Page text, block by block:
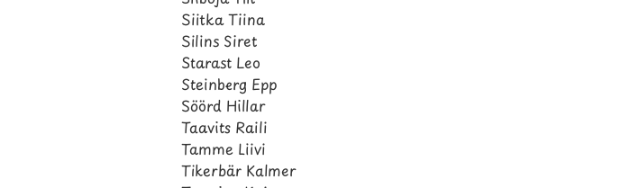
Siitka Tiina
Silins Siret
Starast Leo
Steinberg Epp
Söörd Hillar
Taavits Raili
Tamme Liivi
Tikerbär Kalmer